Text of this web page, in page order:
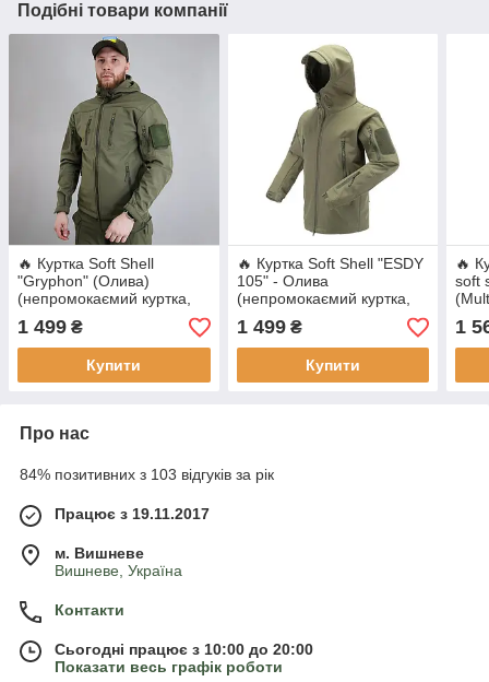
Подібні товари компанії
🔥 Куртка Soft Shell
"Gryphon" (Олива)
(непромокаємий куртка,
військова)
1 499 ₴
Купити
🔥 Куртка Soft Shell "ESDY
105" - Олива
(непромокаємий куртка,
військова)
1 499₴
Купити
🔥
soft
1
Про нас
84% позитивних з 103 відгуків за рік
Працює з 19.11.2017
м. Вишневе
Вишневе, Україна
Контакти
Сьогодні працює з 10:00 до 20:00
Показати весь графік роботи